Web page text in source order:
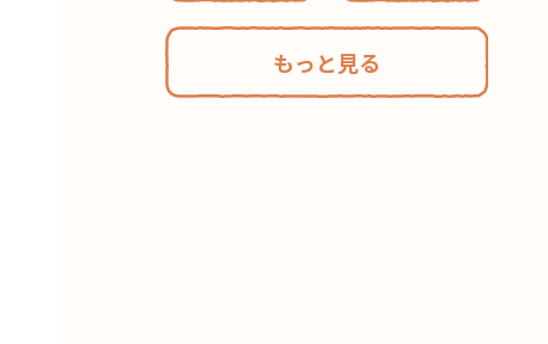
もっと見る